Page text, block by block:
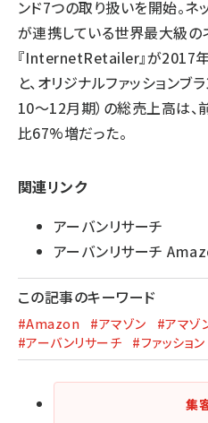
ンド7つの取り扱いを開始。ネ
が連携している世界最大級の
『InternetRetailer』が2017
と、オリジナルファッション
10～12月期）の総売上高は、
比67%増だった。
関連リンク
アーバンリサーチ
アーバンリサーチ
この記事のキーワード
#Amazon #アマゾン
#アマゾ
#アーバンリサーチ
#ファッション
集